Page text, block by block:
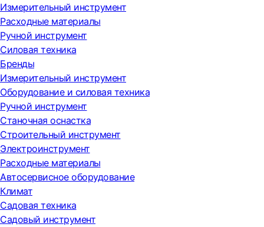
Измерительный инструмент
Расходные материалы
Ручной инструмент
Силовая техника
Бренды
Измерительный инструмент
Оборудование и силовая техника
Ручной инструмент
Станочная оснастка
Строительный инструмент
Электроинструмент
Расходные материалы
Автосервисное оборудование
Климат
Садовая техника
Садовый инструмент